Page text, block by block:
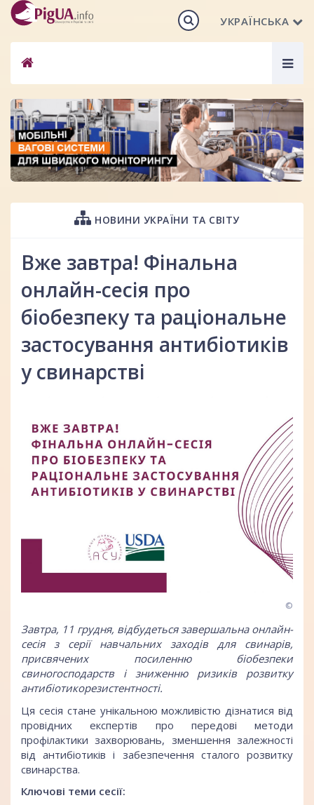
УКРАЇНСЬКА
НОВИНИ УКРАЇНИ ТА СВІТУ
Вже завтра! Фінальна
онлайн-сесія про
біобезпеку та раціональне
застосування антибіотиків
у свинарстві
©
Завтра, 11 грудня, відбудеться завершальна онлайн-
сесія з серії навчальних заходів для свинарів,
присвячених посиленню біобезпеки
свиногосподарств і зниженню ризиків розвитку
антибіотикорезистентності.
Ця сесія стане унікальною можливістю дізнатися від
провідних експертів про передові методи
профілактики захворювань, зменшення залежності
від антибіотиків і забезпечення сталого розвитку
свинарства.
Ключові теми сесії: